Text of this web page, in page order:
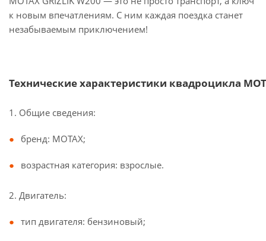
к новым впечатлениям. С ним каждая поездка станет
незабываемым приключением!
Технические характеристики квадроцикла
1. Общие сведения:
бренд: MOTAX;
возрастная категория: взрослые.
2. Двигатель:
тип двигателя: бензиновый;